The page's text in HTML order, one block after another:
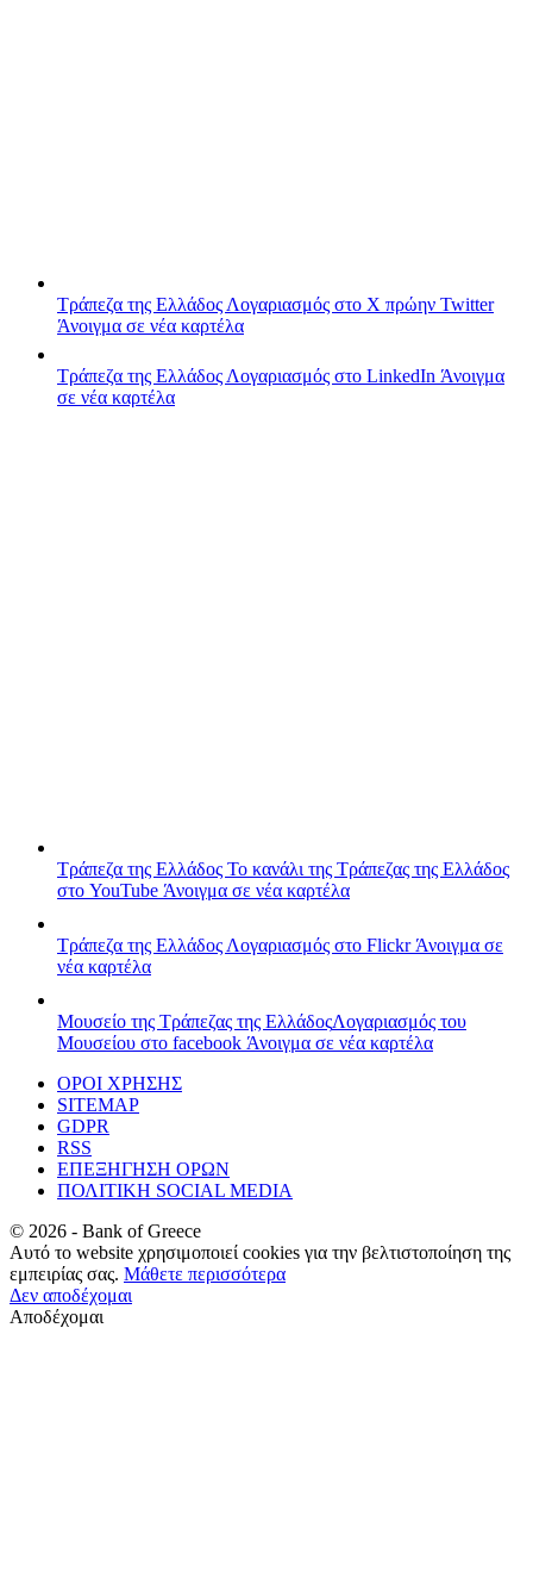
Τράπεζα της Ελλάδος Λογαριασμός στο X πρώην Twitter
Άνοιγμα σε νέα καρτέλα
Τράπεζα της Ελλάδος Λογαριασμός στο LinkedIn Άνοιγμα
σε νέα καρτέλα
Τράπεζα της Ελλάδος Το κανάλι της Τράπεζας της Ελλάδος
στο YouTube Άνοιγμα σε νέα καρτέλα
Τράπεζα της Ελλάδος Λογαριασμός στο FlickrΆνοιγμα σε
νέα καρτέλα
Μουσείο της Τράπεζας της ΕλλάδοςΛογαριασμός του
Μουσείου στο facebook Άνοιγμα σε νέα καρτέλα
ΟΡΟΙ ΧΡΗΣΗΣ
SITEMAP
GDPR
RSS
ΕΠΕΞΗΓΗΣΗ ΟΡΩΝ
ΠΟΛΙΤΙΚΗ SOCIAL MEDIA
© 2026 - Bank of Greece
Αυτό το website χρησιμοποιεί cookies για την βελτιστοποίηση της
εμπειρίας σας. Μάθετε περισσότερα
Δεν αποδέχομαι
Αποδέχομαι